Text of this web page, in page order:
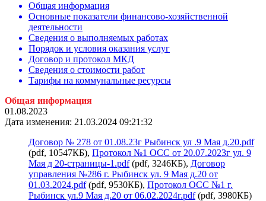
Общая информация
Основные показатели финансово-хозяйственной
деятельности
Сведения о выполняемых работах
Порядок и условия оказания услуг
Договор и протокол МКД
Сведения о стоимости работ
Тарифы на коммунальные ресурсы
Общая информация
01.08.2023
Дата изменения: 21.03.2024 09:21:32
Договор № 278 от 01.08.23г Рыбинск ул .9 Мая д.20.pdf
(pdf, 10547КБ), Протокол №1 ОСС от 20.07.2023г ул. 9
Мая д 20-страницы-1.pdf(pdf, 3246КБ), Договор
управления №286 г. Рыбинск ул. 9 Мая д.20 от
01.03.2024.pdf(pdf, 9530КБ), Протокол ОСС №1 г.
Рыбинск ул.9 Мая д.20 от 06.02.2024г.pdf(pdf, 3980КБ)